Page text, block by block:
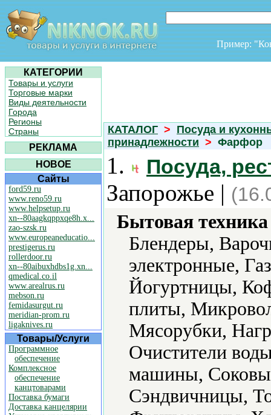
Пример:
КАТЕГОРИИ
Товары и услуги
Торговые марки
Виды деятельности
Города
Регионы
Страны
РЕКЛАМА
НОВОЕ
Сайты
ford59.ru
www.reno59.ru
www.helpsetup.ru
xn--80aagkqppxqe8h.x...
zao-szsk.ru
www.europeaneducatio...
prestigerus.ru
rollerdoor.ru
xn--80aibuxhdbs1g.xn...
qmedical.co.il
www.arealrus.ru
mebson.ru
femidasurgut.ru
meridian-prom.ru
ligaknives.ru
Товары/Услуги
Программное
обеспечение
Комплексное
обеспечение
канцтоварами
Поставка бумаги
Доставка канцелярии
КАТАЛОГ > Посуда и
принадлежности > Фарфор
1. Посуда,
Запорожье |
Бытовая
Блендеры,
электронные,
Йогуртницы,
плиты,
Мясорубки,
Очистители
машины,
Сэндвичницы,